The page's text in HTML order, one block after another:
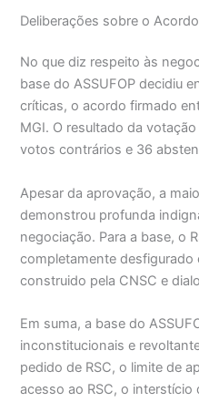
Deliberações sobre o
No que diz respeito às
base do ASSUFOP decidiu
críticas, o acordo firmado
MGI. O resultado da
votos contrários e 36
Apesar da aprovação, a
demonstrou profunda
negociação. Para a base, o
completamente
construido pela CNSC e
Em suma, a base do
inconstitucionais e
pedido de RSC, o limite de
acesso ao RSC, o